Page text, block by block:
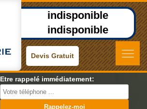
indisponible
indisponible
Devis Gratuit
Etre rappelé immédiatement: